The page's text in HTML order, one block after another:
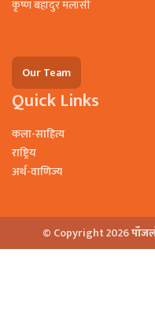
कृष्ण बहादुर मलासी
Our Team
Quick Links
कला-साहित्य
राष्ट्रिय
अर्थ-वाणिज्य
© Copyright 2026